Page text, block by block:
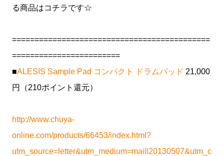
る商品はコチラです☆
============================================
========================
■ALESIS Sample Pad コンパクト ドラムパッド 21,000
円（210ポイント還元）
http://www.chuya-
online.com/products/66453/index.html?
utm_source=letter&utm_medium=maill20130507&utm_c